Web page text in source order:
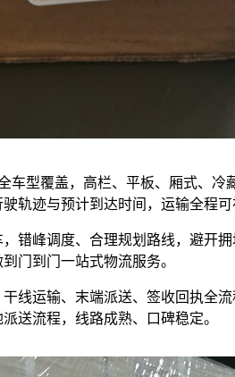
车型覆盖，高栏、平板、厢式、
轨迹与预计到达时间，运输全程可
错峰调度、合理规划路线，避开
门到门一站式物流服务。
线运输、末端派送、签收回执全
送流程，线路成熟、口碑稳定。